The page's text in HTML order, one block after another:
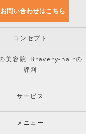
お問い合わせはこちら
コンセプト
美容院･Bravery-hairの
評判
サービス
メニュー